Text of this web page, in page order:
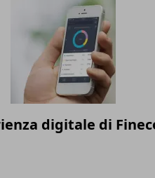
digitale di